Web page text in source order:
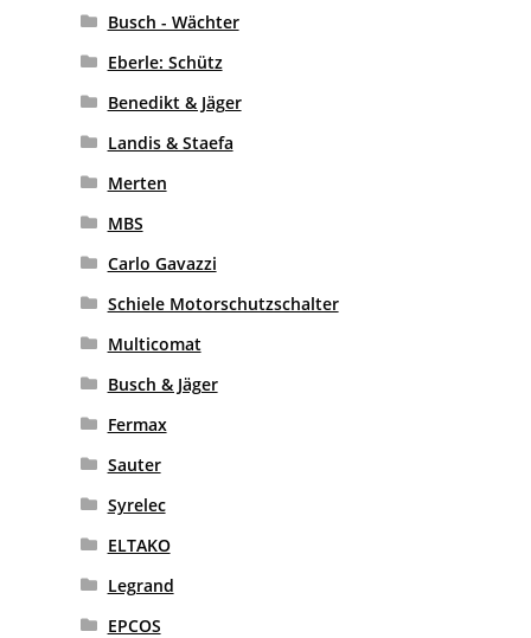
Busch - Wächter
Eberle: Schütz
Benedikt & Jäger
Landis & Staefa
Merten
MBS
Carlo Gavazzi
Schiele Motorschutzschalter
Multicomat
Busch & Jäger
Fermax
Sauter
Syrelec
ELTAKO
Legrand
EPCOS